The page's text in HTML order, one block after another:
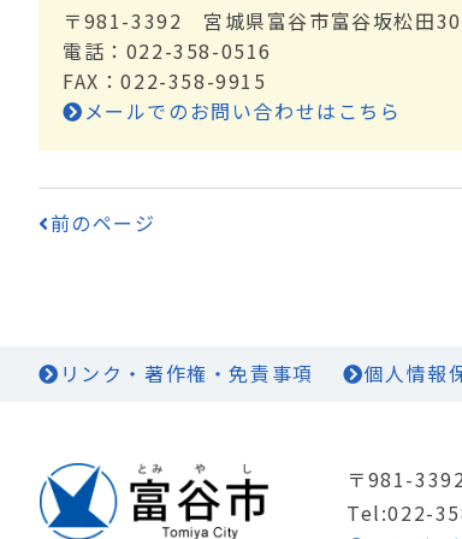
〒981-3392 宮城県富谷市富谷坂松田
電話：022-358-0516
FAX：022-358-9915
メールでのお問い合わせはこちら
前のページ
リンク・著作権・免責事項 個人情報
〒981-
Tel:022-